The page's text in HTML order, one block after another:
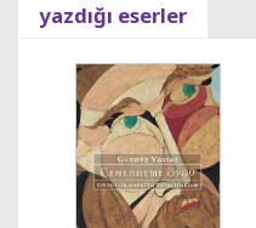
yazdığı eserler